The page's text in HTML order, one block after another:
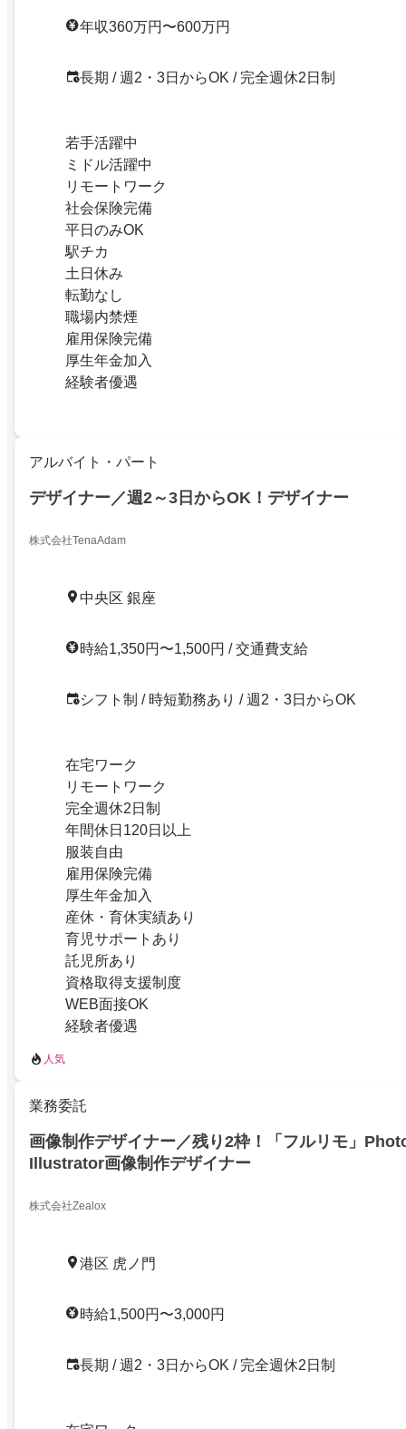
年収360万円〜600万円
長期 / 週2・3日からOK / 完全週休2日制
若手活躍中
ミドル活躍中
リモートワーク
社会保険完備
平日のみOK
駅チカ
土日休み
転勤なし
職場内禁煙
雇用保険完備
厚生年金加入
経験者優遇
アルバイト・パート
デザイナー／週2～3日からOK！デザイナー
株式会社TenaAdam
中央区 銀座
時給1,350円〜1,500円 / 交通費支給
シフト制 / 時短勤務あり / 週2・3日からOK
在宅ワーク
リモートワーク
完全週休2日制
年間休日120日以上
服装自由
雇用保険完備
厚生年金加入
産休・育休実績あり
育児サポートあり
託児所あり
資格取得支援制度
WEB面接OK
経験者優遇
人気
業務委託
画像制作デザイナー／残り2枠！「フルリモ」
Illustrator画像制作デザイナー
株式会社Zealox
港区 虎ノ門
時給1,500円〜3,000円
長期 / 週2・3日からOK / 完全週休2日制